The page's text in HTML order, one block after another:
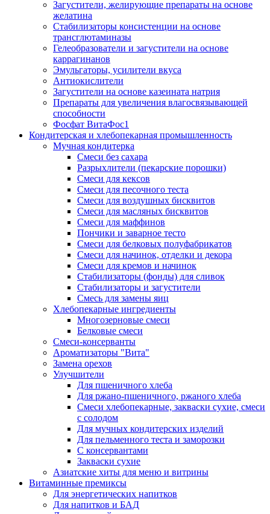
Загустители, желирующие препараты на основе
желатина
Стабилизаторы консистенции на основе
трансглютаминазы
Гелеобразователи и загустители на основе
каррагинанов
Эмульгаторы, усилители вкуса
Антиокислители
Загустители на основе казеината натрия
Препараты для увеличения влагосвязывающей
способности
Фосфат ВитаФос1
Кондитерская и хлебопекарная промышленность
Мучная кондитерка
Смеси без сахара
Разрыхлители (пекарские порошки)
Смеси для кексов
Смеси для песочного теста
Смеси для воздушных бисквитов
Смеси для масляных бисквитов
Смеси для маффинов
Пончики и заварное тесто
Cмеси для белковых полуфабрикатов
Смеси для начинок, отделки и декора
Смеси для кремов и начинок
Стабилизаторы (фонды) для сливок
Стабилизаторы и загустители
Смесь для замены яиц
Хлебопекарные ингредиенты
Многозерновые смеси
Белковые смеси
Смеси-консерванты
Ароматизаторы "Вита"
Замена орехов
Улучшители
Для пшеничного хлеба
Для ржано-пшеничного, ржаного хлеба
Смеси хлебопекарные, закваски сухие, смеси
с солодом
Для мучных кондитерских изделий
Для пельменного теста и заморозки
С консервантами
Закваски сухие
Азиатские хиты для меню и витрины
Витаминные премиксы
Для энергетических напитков
Для напитков и БАД